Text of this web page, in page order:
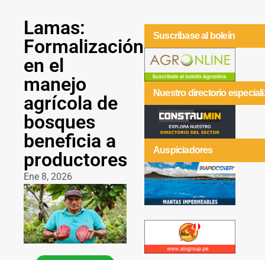
Lamas:
Formalización
en el
manejo
agrícola de
bosques
beneficia a
productores
Ene 8, 2026
Suscríbase al boleín
Nuestro directorio
Auspiciadores